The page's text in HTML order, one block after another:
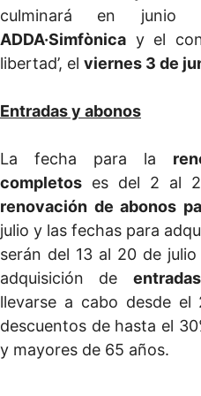
culminará en
ADDA·Simfònica y el
libertad’, el viernes 3 de
Entradas y abonos
La fecha para la
completos es del 2 al
renovación de abonos
julio y las fechas para
serán del 13 al 20 de
adquisición de
llevarse a cabo desde
descuentos de hasta el
y mayores de 65 años.